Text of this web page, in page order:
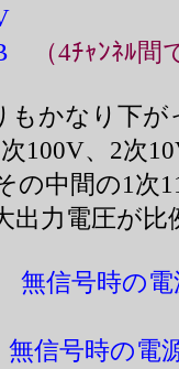
（4ﾁｬﾝﾈﾙ
もかなり下
、2次
中間の1次
力電圧が比
号時の電
号時の電